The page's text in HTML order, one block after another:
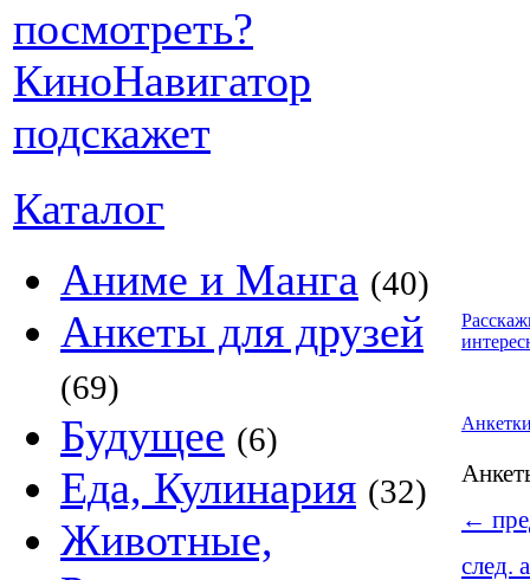
Каталог
Аниме и Манга (40)
Анкеты для друзей
(69)
Будущее (6)
Еда, Кулинария (32)
Животные,
←
след.